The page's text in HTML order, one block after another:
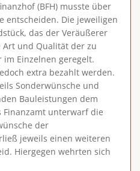
(BFH) musste über
entscheiden. Die jeweiligen
das der Veräußerer
Art und Qualität der zu
Einzelnen geregelt.
extra bezahlt werden.
Sonderwünsche und
Bauleistungen dem
Finanzamt unterwarf die
der
jeweils einen weiteren
Hiergegen wehrten sich